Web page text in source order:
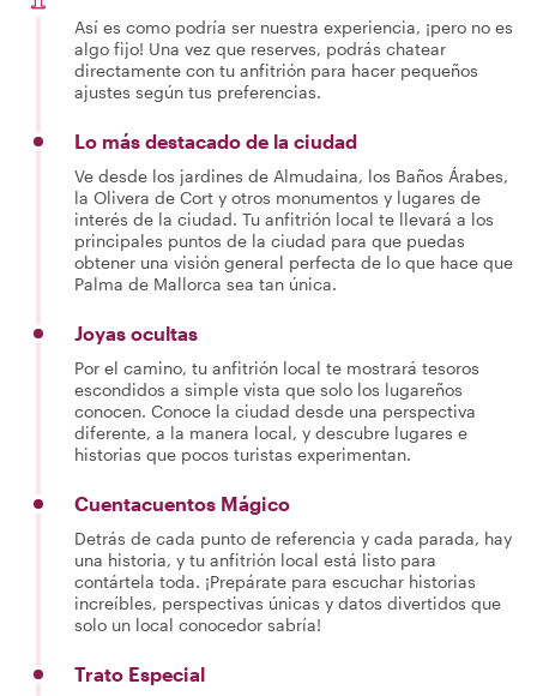
Así es como podría ser nuestra experiencia, ¡pero no es
algo fijo! Una vez que reserves, podrás chatear
directamente con tu anfitrión para hacer pequeños
ajustes según tus preferencias.
Lo más destacado de la ciudad
Ve desde los jardines de Almudaina, los Baños Árabes,
la Olivera de Cort y otros monumentos y lugares de
interés de la ciudad. Tu anfitrión local te llevará a los
principales puntos de la ciudad para que puedas
obtener una visión general perfecta de lo que hace que
Palma de Mallorca sea tan única.
Joyas ocultas
Por el camino, tu anfitrión local te mostrará tesoros
escondidos a simple vista que solo los lugareños
conocen. Conoce la ciudad desde una perspectiva
diferente, a la manera local, y descubre lugares e
historias que pocos turistas experimentan.
Cuentacuentos Mágico
Detrás de cada punto de referencia y cada parada, hay
una historia, y tu anfitrión local está listo para
contártela toda. ¡Prepárate para escuchar historias
increíbles, perspectivas únicas y datos divertidos que
solo un local conocedor sabría!
Trato Especial